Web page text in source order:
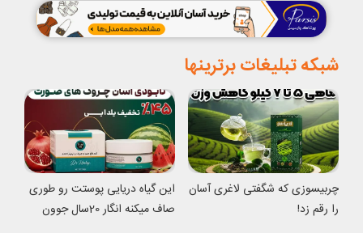
شبکه تبلیغات برترینها
چربیسوزی که شگفتی لاغری آسان
را رقم زد!
این گیاه دریایی پوستت رو طوری
صاف میکنه انگار 20سال جوون